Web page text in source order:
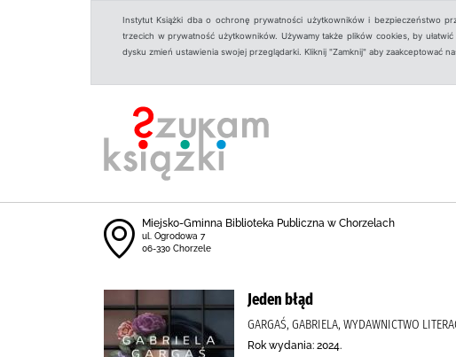
Instytut Książki dba o ochronę prywatności użytkowników i bezpieczeństwo
trzecich w prywatność użytkowników. Używamy także plików cookies, by
dysku zmień ustawienia swojej przeglądarki. Kliknij "Zamknij" aby zaakceptować
Miejsko-Gminna Biblioteka Publiczna w Chorzelach
ul. Ogrodowa 7
06-330 Chorzele
Jeden błąd
GARGAŚ, GABRIELA, WYDAWNICTWO
Rok wydania: 2024.